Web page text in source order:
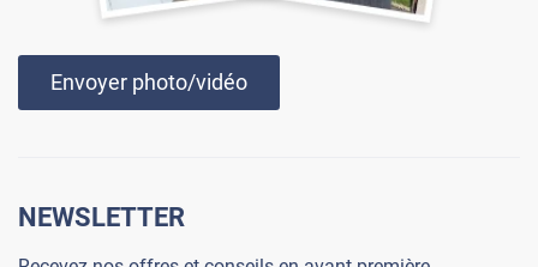
Envoyer photo/vidéo
NEWSLETTER